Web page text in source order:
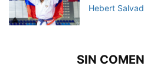
Hebert
SIN